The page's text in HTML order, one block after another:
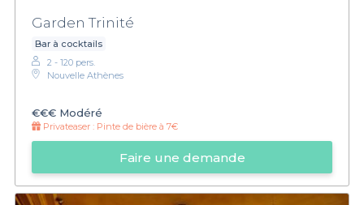
Garden Trinité
Bar à cocktails
2 - 120 pers.
Nouvelle Athènes
€€€ Modéré
Privateaser : Pinte de bière à 7€
Faire une demande